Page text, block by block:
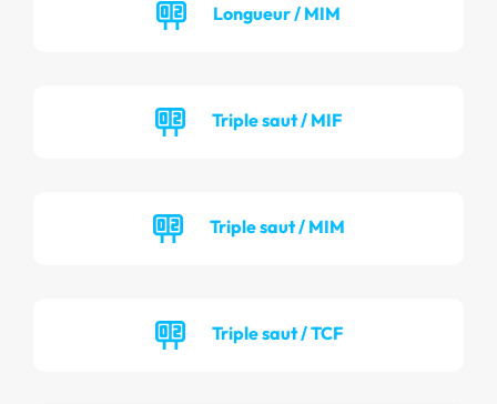
Longueur / MIM
Triple saut / MIF
Triple saut / MIM
Triple saut / TCF